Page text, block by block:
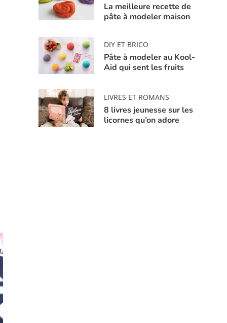
La meilleure recette de
pâte à modeler maison
DIY ET BRICO
Pâte à modeler au Kool-
Aid qui sent les fruits
LIVRES ET ROMANS
8 livres jeunesse sur les
licornes qu’on adore